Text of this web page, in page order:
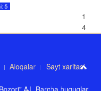
5
1
4
Aloqalar Sayt xaritasi